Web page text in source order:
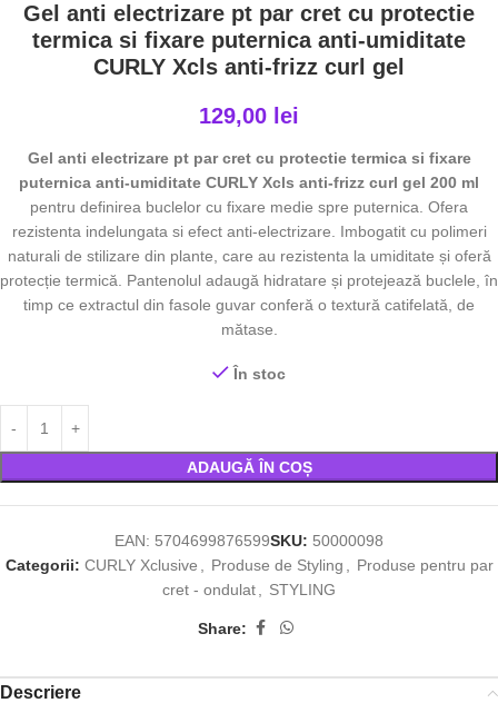
Gel anti electrizare pt par cret cu protectie
termica si fixare puternica anti-umiditate
CURLY Xcls anti-frizz curl gel
129,00 lei
Gel anti electrizare pt par cret cu protectie termica si fixare
puternica anti-umiditate CURLY Xcls anti-frizz curl gel 200 ml
pentru definirea buclelor cu fixare medie spre puternica. Ofera
rezistenta indelungata si efect anti-electrizare. Imbogatit cu polimeri
naturali de stilizare din plante, care au rezistenta la umiditate și oferă
protecție termică. Pantenolul adaugă hidratare și protejează buclele, în
timp ce extractul din fasole guvar conferă o textură catifelată, de
mătase.
În stoc
ADAUGĂ ÎN COȘ
EAN: 5704699876599SKU: 50000098
Categorii: CURLY Xclusive Produse de Styling
Produse pentru par
cret - ondulat
STYLING
Share:
Descriere